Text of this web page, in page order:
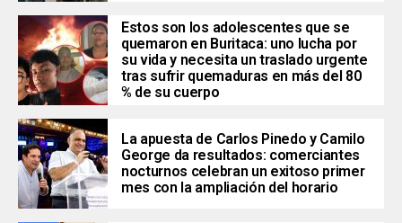
Estos son los adolescentes que se
quemaron en Buritaca: uno lucha por
su vida y necesita un traslado urgente
tras sufrir quemaduras en más del 80
% de su cuerpo
La apuesta de Carlos Pinedo y Camilo
George da resultados: comerciantes
nocturnos celebran un exitoso primer
mes con la ampliación del horario